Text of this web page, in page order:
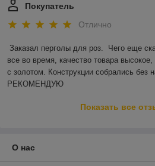
Покупатель
Отлично
Заказал перголы для роз.  Чего еще
все во время, качество товара
с золотом. Конструкции собрались без
РЕКОМЕНДУЮ
Показать все
О нас